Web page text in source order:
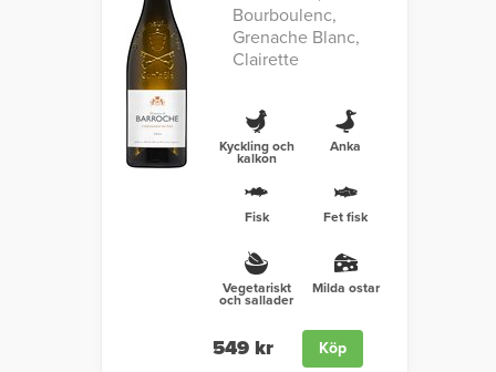
Bourboulenc,
Grenache Blanc,
Clairette
Kyckling och
kalkon
Anka
Fisk Fet fisk
Vegetariskt
och sallader
Milda ostar
549 kr Köp